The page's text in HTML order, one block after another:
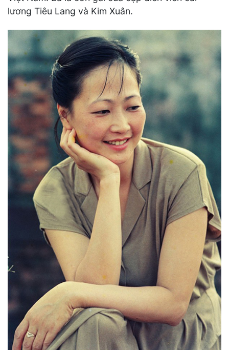
lương Tiêu Lang và Kim Xuân.